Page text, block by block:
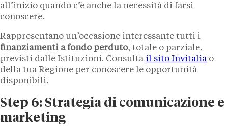
all’inizio quando c’è anche la necessità di farsi
conoscere.
Rappresentano un’occasione interessante tutti i
finanziamenti a fondo perduto, totale o parziale,
previsti dalle Istituzioni. Consulta il sito Invitalia o
della tua Regione per conoscere le opportunità
disponibili.
Step 6: Strategia di comunicazione e
marketing